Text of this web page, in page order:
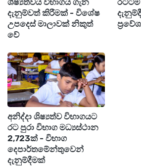
මෙම සැකකරුවන් දීර්ඝ කාලයක්
ජාවාරම සිදුකර ඇති අතර මේ
පරීක්ෂණ අනුරාධපුර පොලිසිය
ලබනවා.
ශිෂ්‍යත්වය විභාගය ගැන
දැනුම්වත් කිරීමක් - විශේෂ
උපදෙස් මාලාවක් නිකුත්
වේ
අනිද්දා ශිෂ්‍යත්ව විභාගයට
රට පුරා විභාග මධ්‍යස්ථාන
2,723ක් - විභාග
දෙපාර්තමේන්තුවෙන්
දැනුම්දීමක්